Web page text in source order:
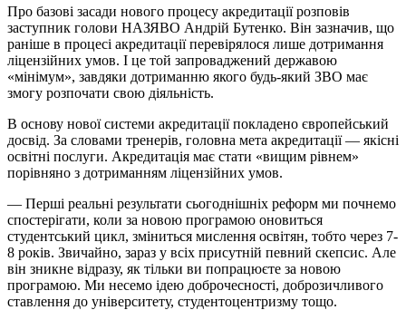
Про базові засади нового процесу акредитації розповів
заступник голови НАЗЯВО Андрій Бутенко. Він зазначив, що
раніше в процесі акредитації перевірялося лише дотримання
ліцензійних умов. І це той запроваджений державою
«мінімум», завдяки дотриманню якого будь-який ЗВО має
змогу розпочати свою діяльність.
В основу нової системи акредитації покладено європейський
досвід. За словами тренерів, головна мета акредитації — якісні
освітні послуги. Акредитація має стати «вищим рівнем»
порівняно з дотриманням ліцензійних умов.
— Перші реальні результати сьогоднішніх реформ ми почнемо
спостерігати, коли за новою програмою оновиться
студентський цикл, зміниться мислення освітян, тобто через 7-
8 років. Звичайно, зараз у всіх присутній певний скепсис. Але
він зникне відразу, як тільки ви попрацюєте за новою
програмою. Ми несемо ідею доброчесності, доброзичливого
ставлення до університету, студентоцентризму тощо.